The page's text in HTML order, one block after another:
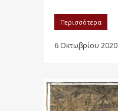
Περισσότερα
6 Οκτωβρίου 2020